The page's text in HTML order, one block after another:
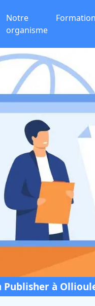
Notre
organisme
à